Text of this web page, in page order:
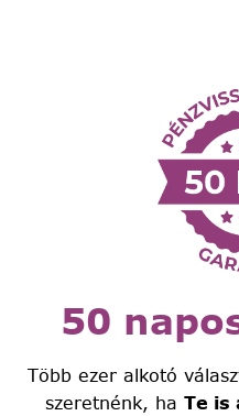
50
Több ezer alkotó
szeretnénk, ha Te is